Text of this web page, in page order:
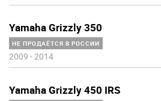
Yamaha Grizzly 350
НЕ ПРОДАЁТСЯ В РОССИИ
2009 -2014
Yamaha Grizzly 450 IRS